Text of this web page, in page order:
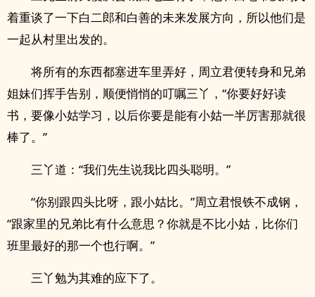
着重谈了一下白二郎和白善的未来发展方向，所以他们是
一起从村里出发的。
将所有的东西都塞进车里弄好，周立君便转身和兄弟
姐妹们挥手告别，顺便悄悄的叮嘱三丫，“你要好好读
书，要像小姑学习，以后你要是能有小姑一半厉害那就很
棒了。”
三丫道：“我们先生说我比四头聪明。”
“你别跟四头比呀，跟小姑比。”周立君恨铁不成钢，
“跟家里的兄弟比有什么意思？你就是不比小姑，比你们
班里最好的那一个也行啊。”
三丫勉为其难的应下了。